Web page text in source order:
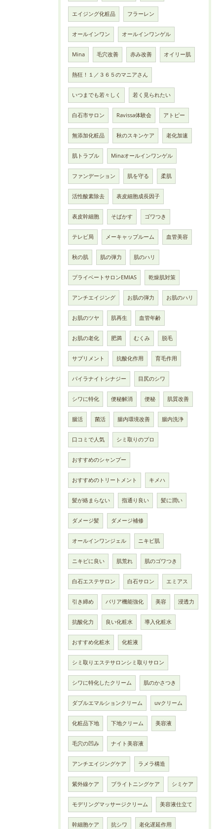
エイジング化粧品 フラーレン
オールインワン オールインワンゲル
Mina 毛穴改善 赤み改善 オイリー肌
熱狂！１／３６５のマニアさん
いつまでも若々しく 若く見られたい
白石市サロン Ravissa体験会 アトピー
無添加化粧品 秋のスキンケア 老化加速
肌トラブル Minaオールインワンゲル
ファンデーション 肌を守る 柔肌
活性酸素除去 表皮細胞成長因子
表皮幹細胞 そばかす ゴワつき
テレビ局 メーキャップルーム 血管美容
秋の肌 肌の弾力 肌のハリ
プライベートサロンEMIAS 乾燥肌対策
アンチエイジング お肌の弾力 お肌のハリ
お肌のツヤ 肌再生 血管年齢
お肌の老化 肥満 むくみ 脱毛
サプリメント 抗酸化作用 育毛作用
パイラナイトシナジー 目尻のシワ
シワに特化 便秘解消 便秘 肌質改善
腸活 菌活 腸内環境改善 腸内洗浄
口コミで人気 シミ取りのプロ
おすすめのシャンプー
おすすめのトリートメント キメハ
髪が絡まらない 指通り良い 髪に潤い
ダメージ髪 ダメージ補修
オールインワンジェル ニキビ肌
ニキビに良い 肌荒れ 肌のゴワつき
白石エステサロン 白石サロン エミアス
引き締め バリア機能強化 美容 浸透力
抗酸化力 良い化粧水 導入化粧水
おすすめ化粧水 化粧液
シミ取りエステサロンシミ取りサロン
シワに特化したクリーム 肌のかさつき
ダブルエマルションクリーム uvクリーム
化粧品下地 下地クリーム 美容液
毛穴の凹み ナイト美容液
アンチエイジングケア ラメラ構造
紫外線ケア ブライトニングケア シミケア
モデリングマッサージクリーム 美容液仕立て
幹細胞ケア 抗シワ 老化遅延作用